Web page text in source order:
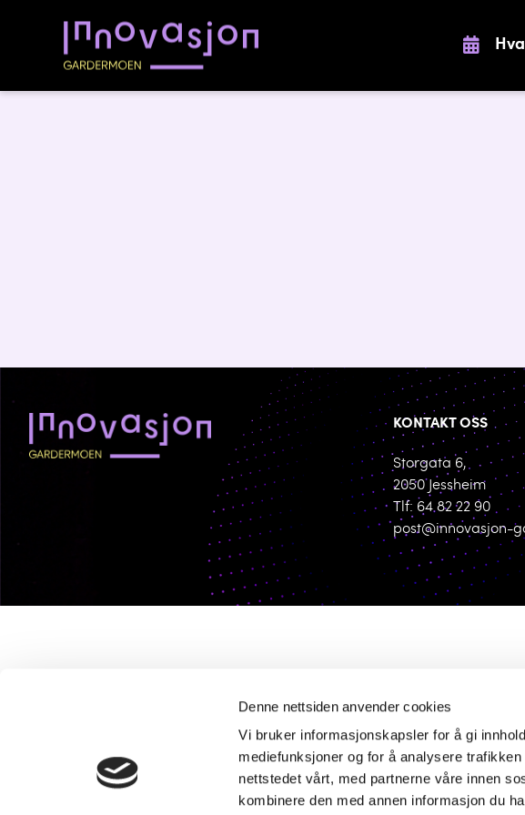
Denne nettsiden anvender cookies
Vi bruker informasjonskapsler for å gi
mediefunksjoner og for å analysere
nettstedet vårt, med partnerne våre innen
kombinere den med annen informasjon du
KONTAKT OSS
Storgata 6,
2050 Jessheim
Tlf: 64 82 22 90
post@innovasjon-